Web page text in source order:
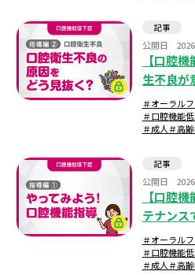
記事
公開日
【口腔
生不良が
＃オーラル
＃口腔機能
＃成人＃高
記事
公開日
【口腔
テナンス
＃オーラル
＃口腔機能
＃成人＃高